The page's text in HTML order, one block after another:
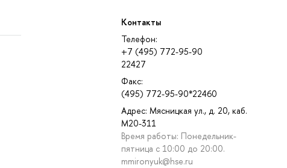
Контакты
Телефон:
+7 (495) 772-95-90
22427
Факс:
(495) 772-95-90*22460
Адрес: Мясницкая ул., д. 20, каб.
М20-311
Время работы: Понедельник-
пятница с 10:00 до 20:00.
mmironyuk@hse.ru